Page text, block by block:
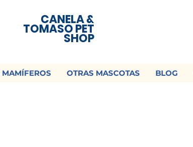
CANELA &
TOMASO PET
SHOP
OTRAS MASCOTAS BLOG